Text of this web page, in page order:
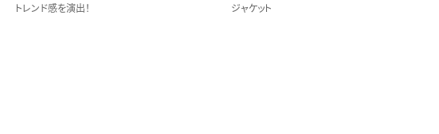
トレンド感を演出！
ジャケット